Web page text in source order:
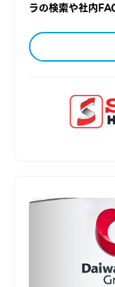
ラの検索や社内